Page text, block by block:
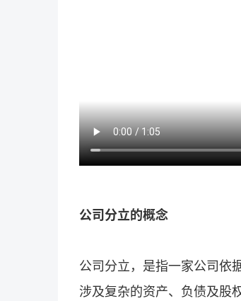
公司分立的概念
公司分立，是指一家公司依
涉及复杂的资产、负债及股